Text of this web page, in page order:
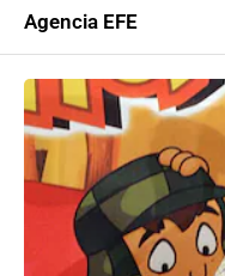
Agencia EFE